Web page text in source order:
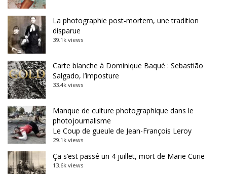
La photographie post-mortem, une tradition
disparue
39.1k views
Carte blanche à Dominique Baqué : Sebastião
Salgado, l’imposture
33.4k views
Manque de culture photographique dans le
photojournalisme
Le Coup de gueule de Jean-François Leroy
29.1k views
Ça s’est passé un 4 juillet, mort de Marie Curie
13.6k views